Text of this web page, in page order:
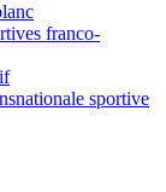
franco-
sportive